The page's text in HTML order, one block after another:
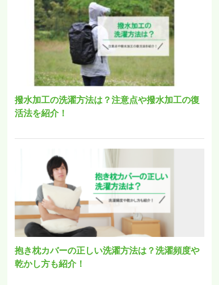
撥水加工の洗濯方法は？注意点や撥水加工の復
活法を紹介！
抱き枕カバーの正しい洗濯方法は？洗濯頻度や
乾かし方も紹介！